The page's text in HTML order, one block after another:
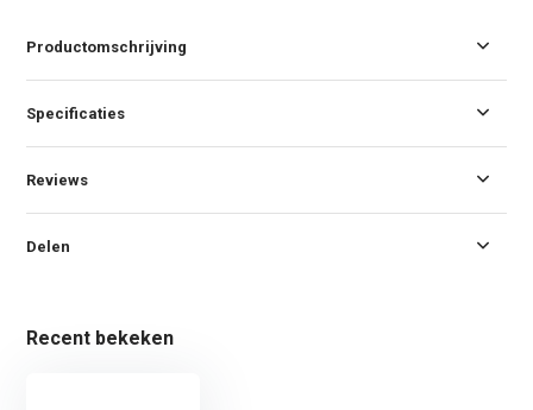
Productomschrijving
Specificaties
Reviews
Delen
Recent bekeken